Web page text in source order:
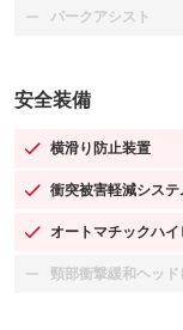
パークアシスト
：装備なし
安全装備
横滑り防止装置
：装備あり
衝突被害軽減システ
：装備あり
オートマチックハイ
：装備あり
頸部衝撃緩和ヘッド
：装備なし